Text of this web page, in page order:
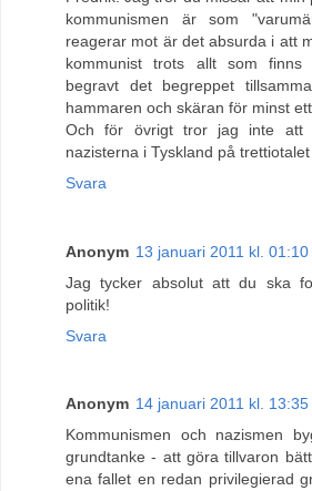
kommunismen är som
reagerar mot är det absurda i att
kommunist trots allt som
begravt det begreppet
hammaren och skäran för minst
Och för övrigt tror jag inte att
nazisterna i Tyskland på
Svara
Anonym 13 januari 2011 kl. 01:10
Jag tycker absolut att du ska
politik!
Svara
Anonym 14 januari 2011 kl. 13:35
Kommunismen och nazismen
grundtanke - att göra tillvaron
ena fallet en redan privilegierad